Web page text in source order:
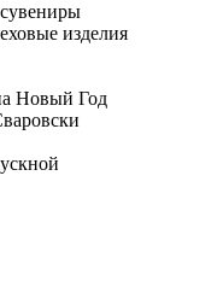
изделия
Новый Год